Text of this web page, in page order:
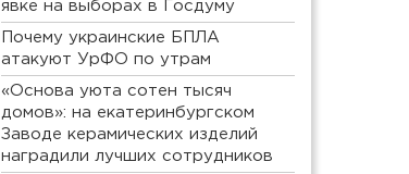
явке на выборах в Госдуму
Почему украинские БПЛА
атакуют УрФО по утрам
«Основа уюта сотен тысяч
домов»: на екатеринбургском
Заводе керамических изделий
наградили лучших сотрудников